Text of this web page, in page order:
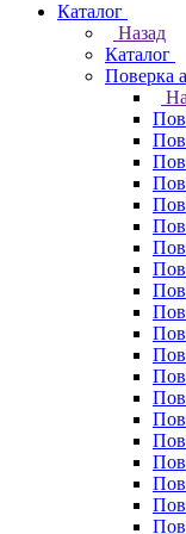
Каталог
Назад
Каталог
Поверка